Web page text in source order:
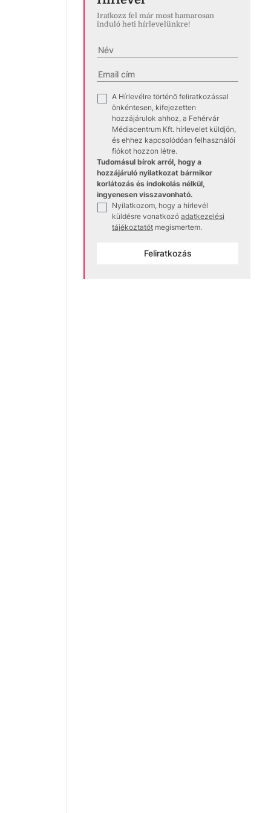
Iratkozz fel már most hamarosan
induló heti hírlevelünkre!
A Hírlevélre történő feliratkozással
önkéntesen, kifejezetten
hozzájárulok ahhoz, a Fehérvár
Médiacentrum Kft. hírlevelet küldjön,
és ehhez kapcsolódóan felhasználói
fiókot hozzon létre.
Tudomásul bírok arról, hogy a
hozzájáruló nyilatkozat bármikor
korlátozás és indokolás nélkül,
ingyenesen visszavonható.
Nyilatkozom, hogy a hírlevél
küldésre vonatkozó adatkezelési
tájékoztatót megismertem.
Feliratkozás